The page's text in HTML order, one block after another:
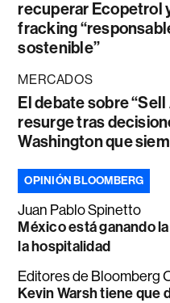
recuperar Ecopetrol
fracking
sostenible”
MERCADOS
El debate sobre
resurge tras
Washington que
OPINIÓN BLOOMBERG
Juan Pablo Spinetto
México está ganando
la hospitalidad
Editores de Bloomberg
Kevin Warsh tiene que